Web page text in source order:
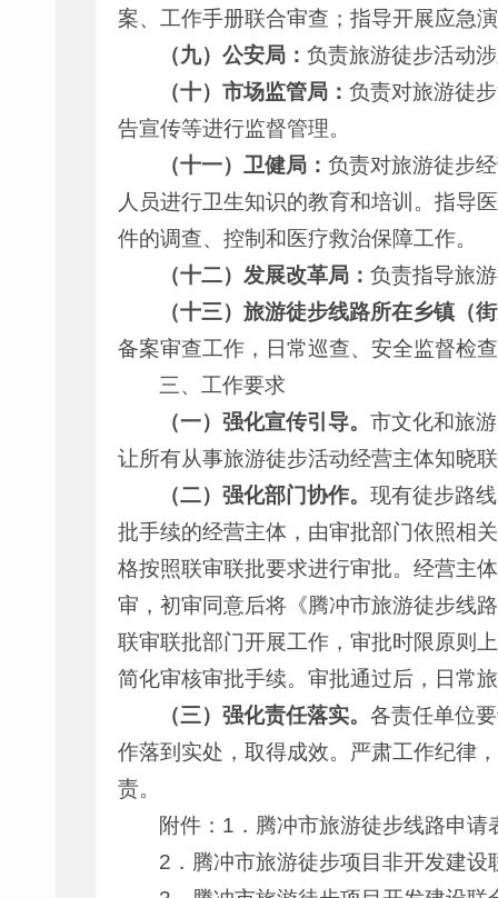
案、工作手册联合审查；指导开展应急
（九）公安局：负责旅游徒步活动
（十）市场监管局：负责对旅游徒
告宣传等进行监督管理。
（十一）卫健局：负责对旅游徒步
人员进行卫生知识的教育和培训。指导
件的调查、控制和医疗救治保障工作。
（十二）发展改革局：负责指导旅
（十三）旅游徒步线路所在乡镇（
备案审查工作，日常巡查、安全监督检
三、工作要求
（一）强化宣传引导。市文化和旅
让所有从事旅游徒步活动经营主体知晓
（二）强化部门协作。现有徒步路
批手续的经营主体，由审批部门依照相
格按照联审联批要求进行审批。经营主
审，初审同意后将《腾冲市旅游徒步线
联审联批部门开展工作，审批时限原则
简化审核审批手续。审批通过后，日常
（三）强化责任落实。各责任单位
作落到实处，取得成效。严肃工作纪律
责。
附件：1．腾冲市旅游徒步线路申请
2．腾冲市旅游徒步项目非开发建设